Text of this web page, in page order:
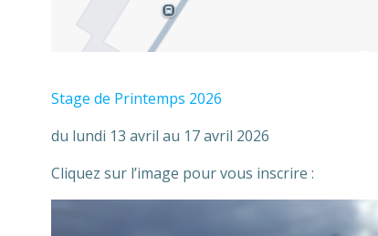
Stage de Printemps 2026
du lundi 13 avril au 17 avril 2026
Cliquez sur l’image pour vous inscrire :